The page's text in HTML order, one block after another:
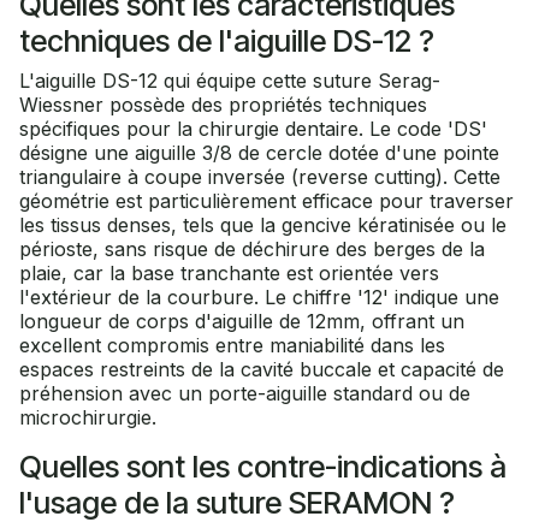
techniques de l'aiguille DS-12 ?
L'aiguille DS-12 qui équipe cette suture Serag-
Wiessner possède des propriétés techniques
spécifiques pour la chirurgie dentaire. Le code 'DS'
désigne une aiguille 3/8 de cercle dotée d'une pointe
triangulaire à coupe inversée (reverse cutting). Cette
géométrie est particulièrement efficace pour traverser
les tissus denses, tels que la gencive kératinisée ou le
périoste, sans risque de déchirure des berges de la
plaie, car la base tranchante est orientée vers
l'extérieur de la courbure. Le chiffre '12' indique une
longueur de corps d'aiguille de 12mm, offrant un
excellent compromis entre maniabilité dans les
espaces restreints de la cavité buccale et capacité de
préhension avec un porte-aiguille standard ou de
microchirurgie.
Quelles sont les contre-indications à
l'usage de la suture SERAMON ?